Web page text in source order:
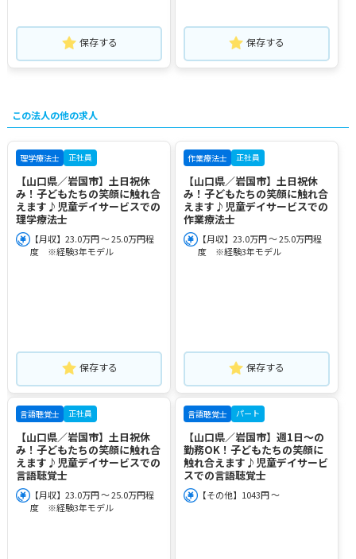
保存する 保存する
この法人の他の求人
理学療法士 正社員
【山口県／岩国市】土日祝休
み！子どもたちの笑顔に触れ合
えます♪児童デイサービスでの
理学療法士
【月収】23.0万円 ～ 25.0万円程
度 ※経験3年モデル
保存する
作業療法士 正社員
【山口県／岩国市】土日祝休
み！子どもたちの笑顔に触れ合
えます♪児童デイサービスでの
作業療法士
【月収】23.0万円 ～ 25.0万円程
度 ※経験3年モデル
保存する
言語聴覚士 正社員
【山口県／岩国市】土日祝休
み！子どもたちの笑顔に触れ合
えます♪児童デイサービスでの
言語聴覚士
【月収】23.0万円 ～ 25.0万円程
度 ※経験3年モデル
言語聴覚士 パート
【山口県／岩国市】週1日～の
勤務OK！子どもたちの笑顔に
触れ合えます♪児童デイサービ
スでの言語聴覚士
【その他】1043円 ～